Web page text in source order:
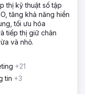
bao gồm chiến
truyền thông,
kiếm. Sau khi
sở thành viên của
vực cải tiến chính.
dẫn về thương
dịch email (thông
nối (thông qua
thị kỹ thuật số tập
tăng khả năng hiển
tối ưu hóa
tiếp thị giữ chân
và nhỏ.
+21
tin +3